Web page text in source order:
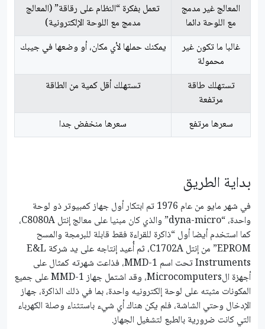
المعالج غير مدمج
مع اللوحة دائما
تعمل بفكرة “النظام على رقاقة” (المعالج
مدمج مع اللوحة الإلكترونية)
غالبا ما تكون غير
محمولة
يمكنك حملها لأي مكان، أو وضعها في جيبك
تستهلك طاقة
مرتفعة
تستهلك أقل كمية من الطاقة
سعرها مرتفع سعرها منخفض جدا
بداية الطريق
في شهر مايو من عام 1976 تم ابتكار أول جهاز كمبيوتر ذو لوحة
واحدة، “dyna-micro” والذي كان مبنيا على معالج إنتل C8080A،
كما استخدم أيضا أول “ذاكرة للقراءة فقط قابلة للبرمجة والمسح
EPROM” من إنتل C1702A، ثم أُعيد إنتاجه على يد شركة E&L
Instruments تحت اسم MMD-1، فذاعت شهرته كمثال على
أجهزة الMicrocomputers، وقد اشتمل جهاز MMD-1 على جميع
المكونات مثبته على لوحة إلكترونيه واحدة، بما في ذلك الذاكرة، جهاز
الإدخال وحتي الشاشة، فلم يكن هناك أي شيء باستثناء وصلة الكهرباء
التي كانت ضرورية بالطبع لتشغيل الجهاز.